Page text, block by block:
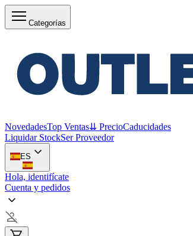
Categorías
NovedadesTop Ventas⇊ PrecioCaducidades
Liquidar StockSer Proveedor
ES
Hola, identifícate
Cuenta y pedidos